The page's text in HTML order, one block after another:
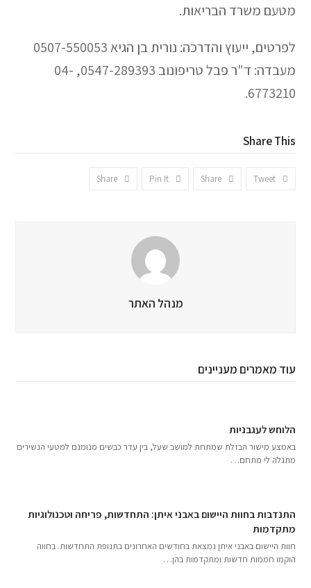
מטעם משרד הבריאות.
לפרטים, ייעוץ והדרכה: נורית בן הגיא 0507-550053
מעבדה: ד"ר פבל טריפונוב 0547-289393, 04-
6773210.
Share This
Tweet
Share
Pin It
Share
מנהל האתר
עוד מאמרים מעניינים
הלוחש לעגבניות
באמצע מישור הבזלת שמתחת למושב שעל, בין עדר כבשים מנומנם למטעי הנשירים
מתגלה לי מתחם…
התנדבות בחוות היישום באבני איתן: התחדשות, פריחה וטכנולוגיות
מתקדמות
חוות היישום באבני איתן נמצאת בחודשים האחרונים בתנופת התחדשות. בחווה
הוקמו חממות חדשות ומתקדמות בהן…